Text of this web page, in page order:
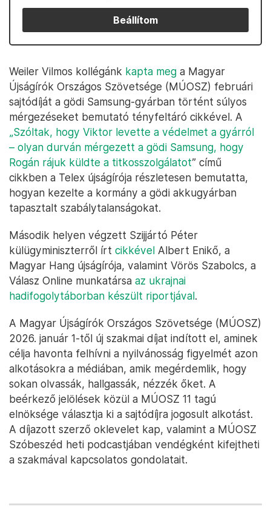
Beállítom
Weiler Vilmos kollégánk kapta meg a Magyar
Újságírók Országos Szövetsége (MÚOSZ) februári
sajtódíját a gödi Samsung-gyárban történt súlyos
mérgezéseket bemutató tényfeltáró cikkével. A
„Szóltak, hogy Viktor levette a védelmet a gyárról
– olyan durván mérgezett a gödi Samsung, hogy
Rogán rájuk küldte a titkosszolgálatot” című
cikkben a Telex újságírója részletesen bemutatta,
hogyan kezelte a kormány a gödi akkugyárban
tapasztalt szabálytalanságokat.
Második helyen végzett Szijjártó Péter
külügyminiszterről írt cikkével Albert Enikő, a
Magyar Hang újságírója, valamint Vörös Szabolcs, a
Válasz Online munkatársa az ukrajnai
hadifogolytáborban készült riportjával.
A Magyar Újságírók Országos Szövetsége (MÚOSZ)
2026. január 1-től új szakmai díjat indított el, aminek
célja havonta felhívni a nyilvánosság figyelmét azon
alkotásokra a médiában, amik megérdemlik, hogy
sokan olvassák, hallgassák, nézzék őket. A
beérkező jelölések közül a MÚOSZ 11 tagú
elnöksége választja ki a sajtódíjra jogosult alkotást.
A díjazott szerző oklevelet kap, valamint a MÚOSZ
Szóbeszéd heti podcastjában vendégként kifejtheti
a szakmával kapcsolatos gondolatait.